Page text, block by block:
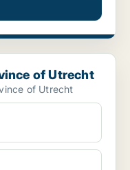
of Utrecht
of Utrecht